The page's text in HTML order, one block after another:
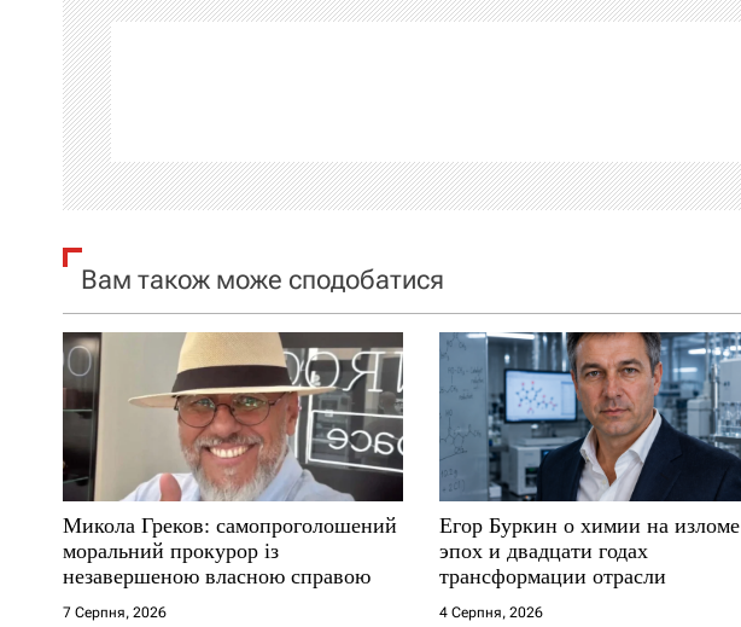
г
а
ц
і
я
а
п
и
с
і
в
Вам також може сподобатися
Микола Греков: самопроголошений
моральний прокурор із
незавершеною власною справою
7 Серпня, 2026
Егор Буркин о химии на изломе
эпох и двадцати годах
трансформации отрасли
4 Серпня, 2026